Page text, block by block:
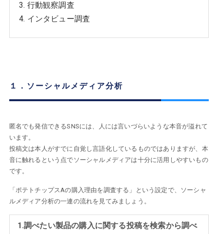
行動観察調査
インタビュー調査
１．ソーシャルメディア分析
匿名でも発信できるSNSには、人には言いづらいような本音が溢れて
います。
投稿文は本人がすでに自覚し言語化しているものではありますが、本
音に触れるという点でソーシャルメディアは十分に活用しやすいもの
です。
「ポテトチップスAの購入理由を調査する」という設定で、ソーシャ
ルメディア分析の一連の流れを見てみましょう。
1.調べたい製品の購入に関する投稿を検索から調べ